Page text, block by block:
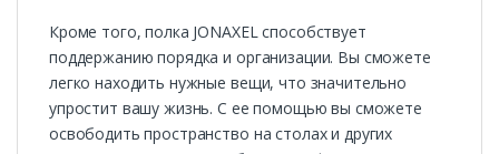
Кроме того, полка JONAXEL способствует
поддержанию порядка и организации. Вы сможете
легко находить нужные вещи, что значительно
упростит вашу жизнь. С ее помощью вы сможете
освободить пространство на столах и других